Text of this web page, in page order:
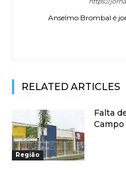
Anselmo Brombal é
RELATED ARTICLES
Região
Falta